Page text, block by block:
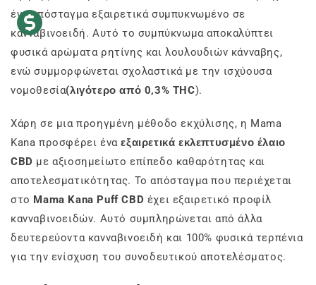
ένα απόσταγμα εξαιρετικά συμπυκνωμένο σε
κανναβινοειδή. Αυτό το συμπύκνωμα αποκαλύπτει
φυσικά αρώματα ρητίνης και λουλουδιών κάνναβης,
ενώ συμμορφώνεται σχολαστικά με την ισχύουσα
νομοθεσία(λιγότερο από 0,3% THC).
Χάρη σε μια προηγμένη μέθοδο εκχύλισης, η Mama
Kana προσφέρει έναεξαιρετικά εκλεπτυσμένο έλαιο
CBD με αξιοσημείωτο επίπεδο καθαρότητας και
αποτελεσματικότητας. Το απόσταγμα που περιέχεται
στο Mama Kana Puff CBD έχει εξαιρετικό προφίλ
κανναβινοειδών. Αυτό συμπληρώνεται από άλλα
δευτερεύοντα κανναβινοειδή και 100% φυσικά τερπένια
για την ενίσχυση του συνοδευτικού αποτελέσματος.